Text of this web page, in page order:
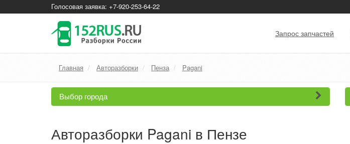
Голосовая заявка: +7-920-253-64-22
Запрос запчастей
Главная Авторазборки Пенза Pagani
Выбор города
Авторазборки Pagani в Пензе